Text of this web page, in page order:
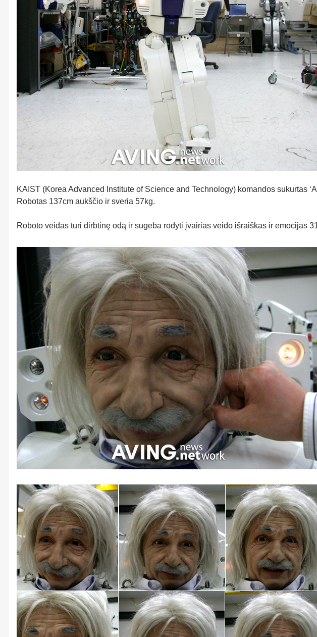
KAIST (Korea Advanced Institute of Science and Technology) komandos sukurtas
Robotas 137cm aukščio ir sveria 57kg.
Roboto veidas turi dirbtinę odą ir sugeba rodyti įvairias veido išraiškas ir emocijas